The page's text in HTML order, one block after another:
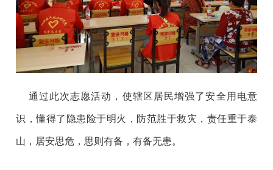
通过此次志愿活动，使辖区居民增强了安全用电意
识，懂得了隐患险于明火，防范胜于救灾，责任重于泰
山，居安思危，思则有备，有备无患。